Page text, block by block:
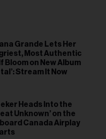
Grande Lets Her
Most Authentic
Bloom on New Album
Stream It Now
Heads Into the
Unknown’ on the
Canada Airplay